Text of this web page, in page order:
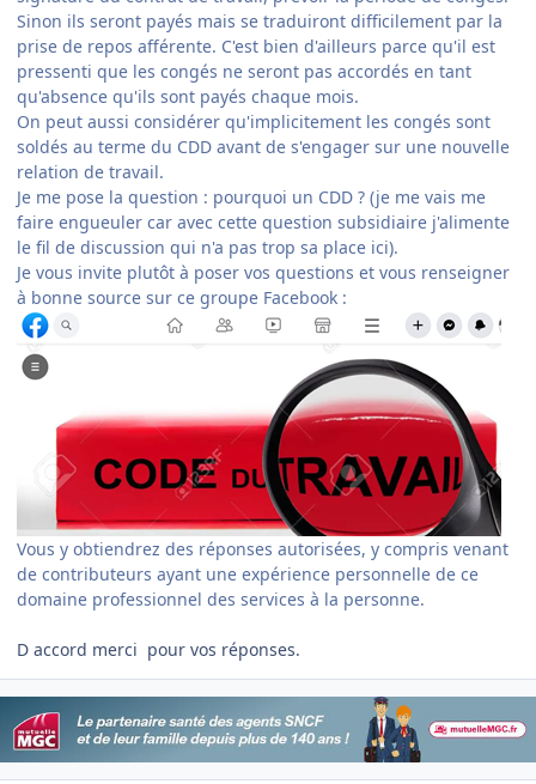
Sinon ils seront payés mais se traduiront difficilement par la
prise de repos afférente. C'est bien d'ailleurs parce qu'il est
pressenti que les congés ne seront pas accordés en tant
qu'absence qu'ils sont payés chaque mois.
On peut aussi considérer qu'implicitement les congés sont
soldés au terme du CDD avant de s'engager sur une nouvelle
relation de travail.
Je me pose la question : pourquoi un CDD ? (je me vais me
faire engueuler car avec cette question subsidiaire j'alimente
le fil de discussion qui n'a pas trop sa place ici).
Je vous invite plutôt à poser vos questions et vous renseigner
à bonne source sur ce groupe Facebook :
Vous y obtiendrez des réponses autorisées, y compris venant
de contributeurs ayant une expérience personnelle de ce
domaine professionnel des services à la personne.
D accord merci pour vos réponses.